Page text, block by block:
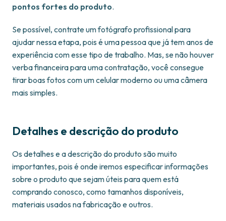
pontos fortes do produto.
Se possível, contrate um fotógrafo profissional para
ajudar nessa etapa, pois é uma pessoa que já tem anos de
experiência com esse tipo de trabalho. Mas, se não houver
verba financeira para uma contratação, você consegue
tirar boas fotos com um celular moderno ou uma câmera
mais simples.
Detalhes e descrição do produto
Os detalhes e a descrição do produto são muito
importantes, pois é onde iremos especificar informações
sobre o produto que sejam úteis para quem está
comprando conosco, como tamanhos disponíveis,
materiais usados na fabricação e outros.